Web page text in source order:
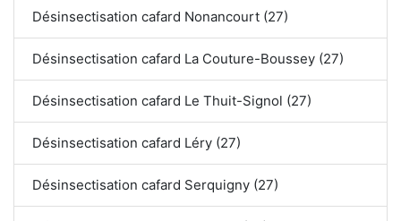
Désinsectisation cafard Nonancourt (27)
Désinsectisation cafard La Couture-Boussey (27)
Désinsectisation cafard Le Thuit-Signol (27)
Désinsectisation cafard Léry (27)
Désinsectisation cafard Serquigny (27)